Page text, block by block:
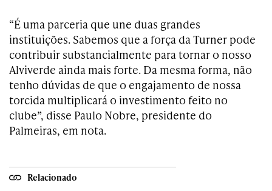
“É uma parceria que une duas grandes
instituições. Sabemos que a força da Turner pode
contribuir substancialmente para tornar o nosso
Alviverde ainda mais forte. Da mesma forma, não
tenho dúvidas de que o engajamento de nossa
torcida multiplicará o investimento feito no
clube”, disse Paulo Nobre, presidente do
Palmeiras, em nota.
Relacionado